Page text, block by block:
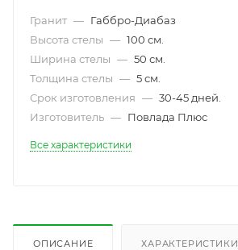
Гранит — Габбро-Диабаз
Высота стелы — 100 см.
Ширина стелы — 50 см.
Толщина стелы — 5 см.
Срок изготовления — 30-45 дней.
Изготовитель — Повлада Плюс
Все характеристики
ОПИСАНИЕ ХАРАКТЕРИСТИКИ